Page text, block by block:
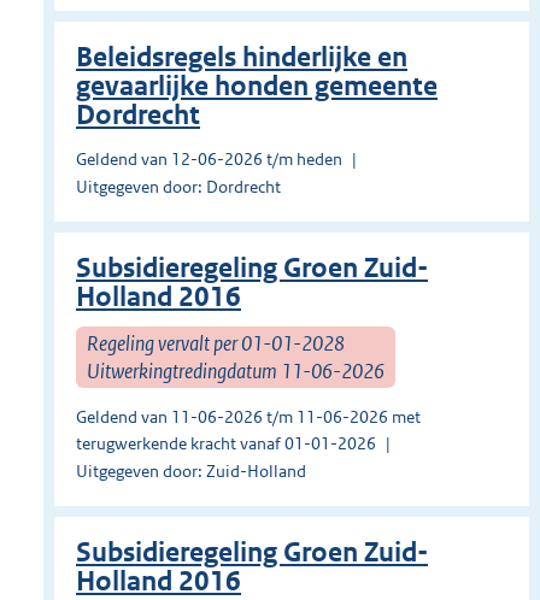
Beleidsregels hinderlijke en
gevaarlijke honden gemeente
Dordrecht
Geldend van 12-06-2026 t/m heden
Uitgegeven door: Dordrecht
Subsidieregeling Groen Zuid-
Holland 2016
Regeling vervalt per 01-01-2028
Uitwerkingtredingdatum 11-06-2026
Geldend van 11-06-2026 t/m 11-06-2026 met
terugwerkende kracht vanaf 01-01-2026
Uitgegeven door: Zuid-Holland
Subsidieregeling Groen Zuid-
Holland 2016